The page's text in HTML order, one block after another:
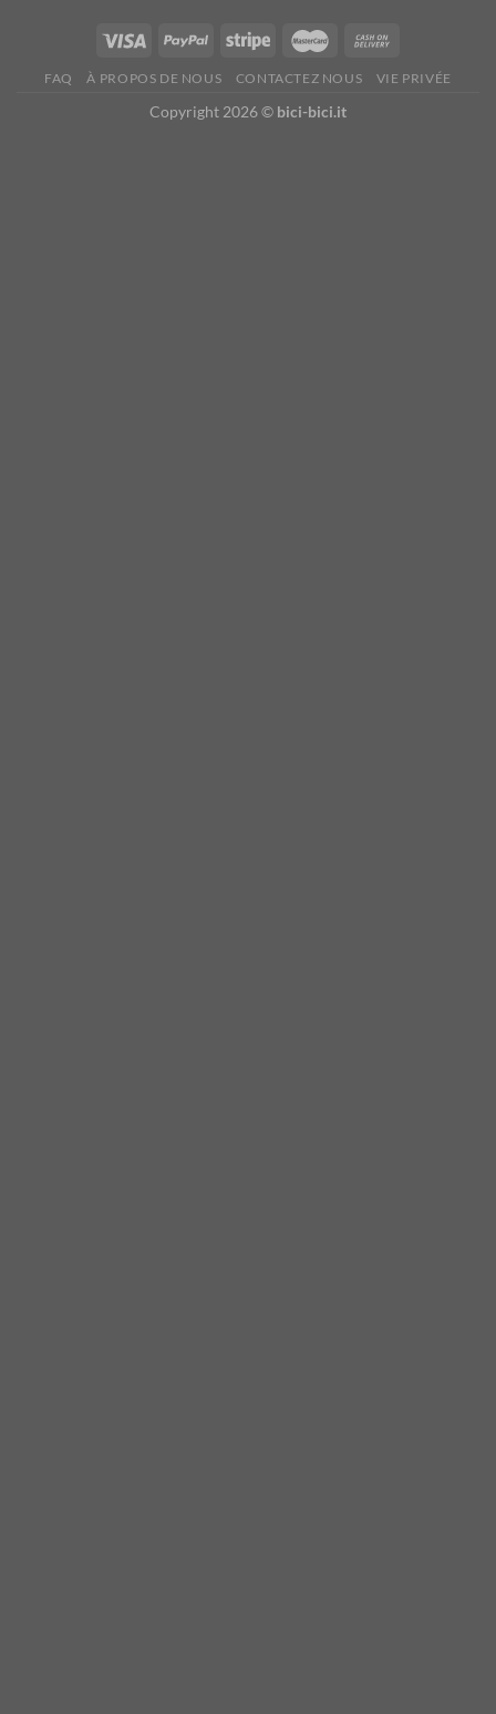
FAQ À PROPOS DE NOUS CONTACTEZ NOUS VIE PRIVÉE
Copyright 2026 © bici-bici.it